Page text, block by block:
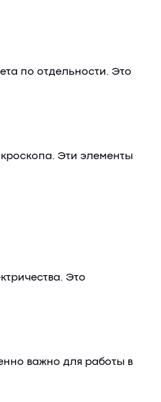
по отдельности. Это
Эти элементы
Это
важно для работы в